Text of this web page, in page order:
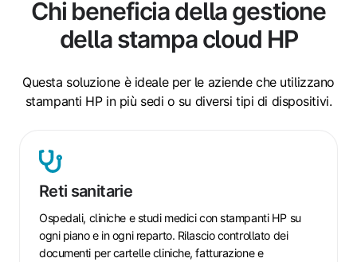
Chi beneficia della gestione
della stampa cloud HP
Questa soluzione è ideale per le aziende che utilizzano
stampanti HP in più sedi o su diversi tipi di dispositivi.
Reti sanitarie
Ospedali, cliniche e studi medici con stampanti HP su
ogni piano e in ogni reparto. Rilascio controllato dei
documenti per cartelle cliniche, fatturazione e
sanitarie